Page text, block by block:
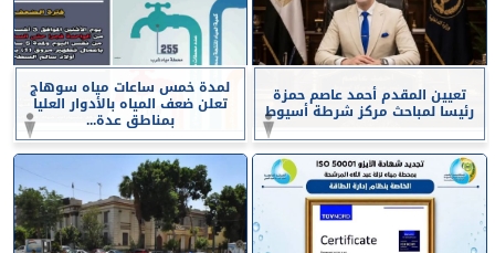
تعيين المقدم أحمد عاصم حمزة
رئيسا لمباحث مركز شرطة أسيوط
لمدة خمس ساعات مياه سوهاج
تعلن ضعف المياه بالأدوار العليا
بمناطق عدة...